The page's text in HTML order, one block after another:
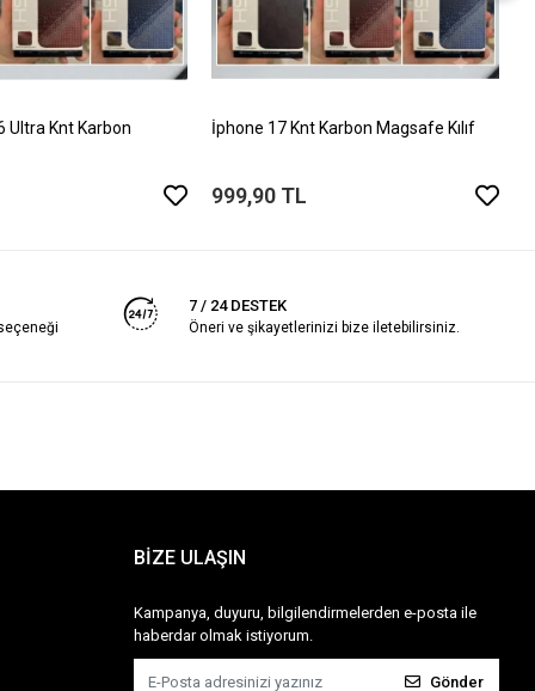
Ultra Knt Karbon İphone 17 Knt Karbon Magsafe Kılıf
999,90 TL
7 / 24 DESTEK
Öneri ve şikayetlerinizi bize iletebilirsiniz.
BİZE ULAŞIN
Kampanya, duyuru, bilgilendirmelerden e-posta ile
haberdar olmak istiyorum.
Gönder